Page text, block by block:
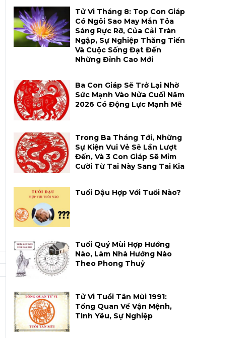
Tử Vi Tháng 8: Top Con Giáp
Có Ngôi Sao May Mắn Tỏa
Sáng Rực Rỡ, Của Cải Tràn
Ngập, Sự Nghiệp Thăng Tiến
Và Cuộc Sống Đạt Đến
Những Đỉnh Cao Mới
Ba Con Giáp Sẽ Trở Lại Nhờ
Sức Mạnh Vào Nửa Cuối Năm
2026 Có Động Lực Mạnh Mẽ
Trong Ba Tháng Tới, Những
Sự Kiện Vui Vẻ Sẽ Lần Lượt
Đến, Và 3 Con Giáp Sẽ Mỉm
Cười Từ Tai Này Sang Tai Kia
Tuổi Dậu Hợp Với Tuổi Nào?
Tuổi Quý Mùi Hợp Hướng
Nào, Làm Nhà Hướng Nào
Theo Phong Thuỷ
Tử Vi Tuổi Tân Mùi 1991:
Tổng Quan Về Vận Mệnh,
Tình Yêu, Sự Nghiệp